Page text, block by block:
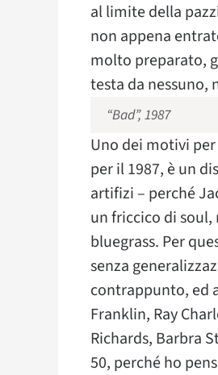
al limite della
non appena
molto preparato,
testa da nessuno,
“Bad”, 1987
Uno dei motivi
per il 1987, è un
artifizi – perché
un friccico di soul,
bluegrass. Per
senza
contrappunto, ed
Franklin, Ray
Richards, Barbra
50, perché ho